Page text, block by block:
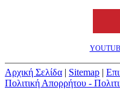
Αρχική Σελίδα | Sitemap |
Πολιτική Απορρήτου -